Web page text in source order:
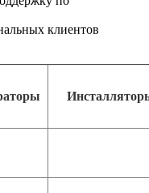
клиентов